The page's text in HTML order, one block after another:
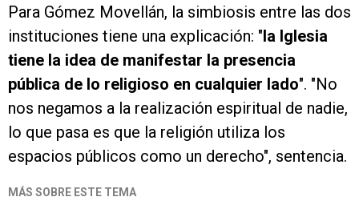
Para Gómez Movellán, la simbiosis entre las dos
instituciones tiene una explicación: "la Iglesia
tiene la idea de manifestar la presencia
pública de lo religioso en cualquier lado". "No
nos negamos a la realización espiritual de nadie,
lo que pasa es que la religión utiliza los
espacios públicos como un derecho", sentencia.
MÁS SOBRE ESTE TEMA